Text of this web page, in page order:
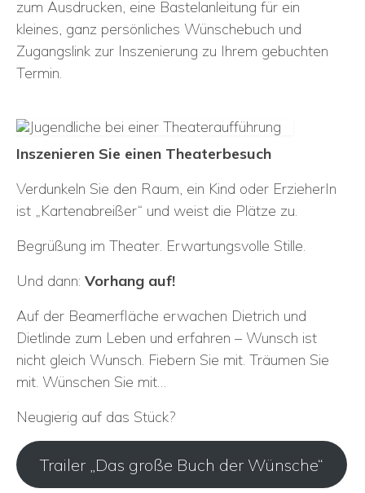
zum Ausdrucken, eine Bastelanleitung für ein
kleines, ganz persönliches Wünschebuch und
Zugangslink zur Inszenierung zu Ihrem gebuchten
Termin.
Inszenieren Sie einen Theaterbesuch
Verdunkeln Sie den Raum, ein Kind oder ErzieherIn
ist „Kartenabreißer“ und weist die Plätze zu.
Begrüßung im Theater. Erwartungsvolle Stille.
Und dann: Vorhang auf!
Auf der Beamerfläche erwachen Dietrich und
Dietlinde zum Leben und erfahren – Wunsch ist
nicht gleich Wunsch. Fiebern Sie mit. Träumen Sie
mit. Wünschen Sie mit…
Neugierig auf das Stück?
Trailer „Das große Buch der Wünsche“